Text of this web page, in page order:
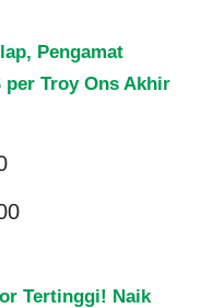
Pengamat
per Troy Ons Akhir
Tertinggi! Naik